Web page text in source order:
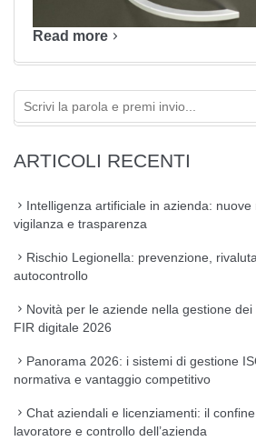
Read more
ARTICOLI RECENTI
Intelligenza artificiale in azienda: nuove
vigilanza e trasparenza
Rischio Legionella: prevenzione,
autocontrollo
Novità per le aziende nella gestione
FIR digitale 2026
Panorama 2026: i sistemi di gestione
normativa e vantaggio competitivo
Chat aziendali e licenziamenti: il
lavoratore e controllo dell’azienda